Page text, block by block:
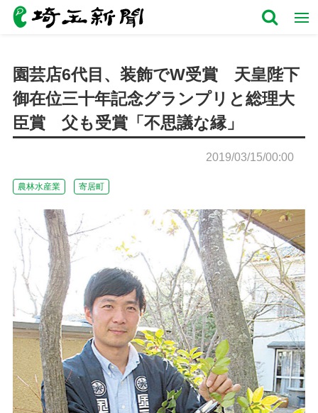
園芸店6代目、装飾でW受賞 天皇陛下
御在位三十年記念グランプリと総理大
臣賞 父も受賞「不思議な縁」
2019/03/15/00:00
農林水産業 寄居町